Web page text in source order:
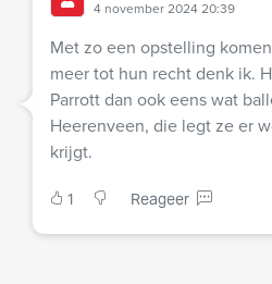
4 november 2024 20:39
Met zo een opstelling
meer tot hun recht denk ik.
Parrott dan ook eens wat
Heerenveen, die legt ze er
krijgt.
1 Reageer